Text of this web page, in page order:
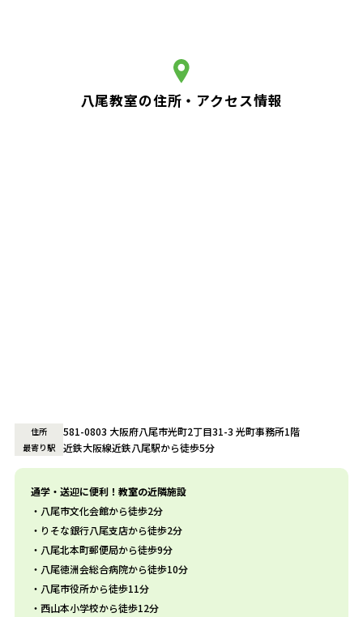
八尾教室の住所・アクセス情報
住所 581-0803 大阪府八尾市光町2丁目31-3 光町事務所1階
最寄り駅 近鉄大阪線近鉄八尾駅から徒歩5分
通学・送迎に便利！教室の近隣施設
八尾市文化会館から徒歩2分
りそな銀行八尾支店から徒歩2分
八尾北本町郵便局から徒歩9分
八尾徳洲会総合病院から徒歩10分
八尾市役所から徒歩11分
西山本小学校から徒歩12分